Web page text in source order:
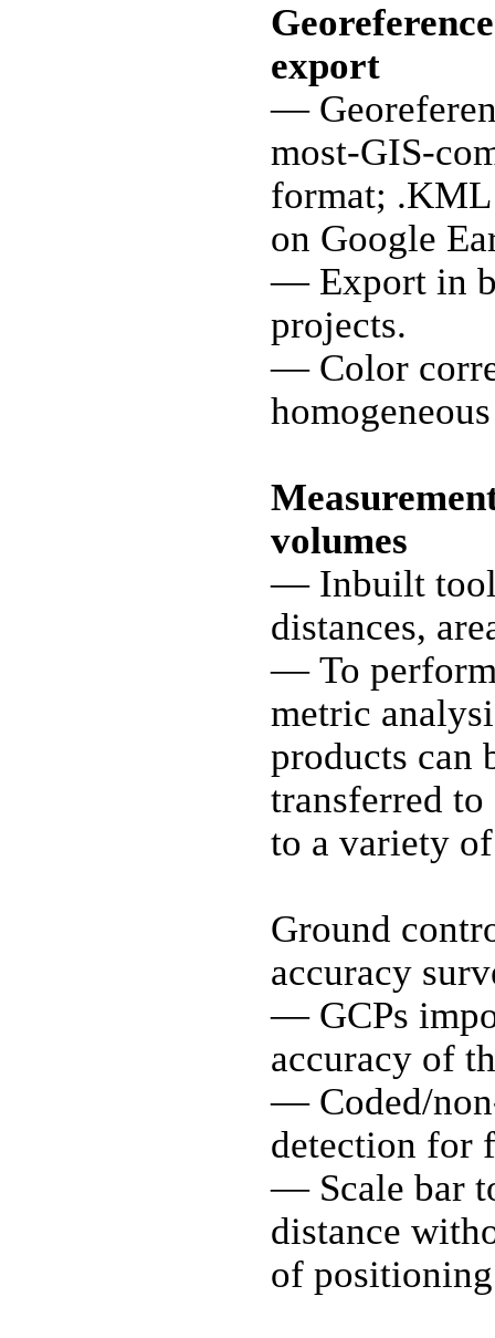
export
—
most-GIS-
format;
on Google
— Export in
projects.
— Color
volumes
— Inbuilt
distances,
— To
metric
products can
transferred
to a variety
Ground
accuracy
— GCPs
accuracy of
— Coded/
detection for
— Scale bar
distance
of